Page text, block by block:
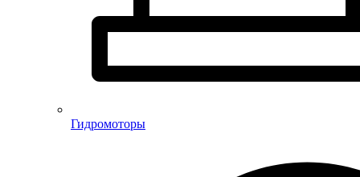
Гидромоторы